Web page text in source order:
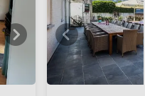
Bekijk